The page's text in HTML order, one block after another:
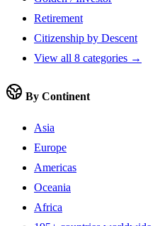
Retirement
Citizenship by Descent
View all 8 categories →
By Continent
Asia
Europe
Americas
Oceania
Africa